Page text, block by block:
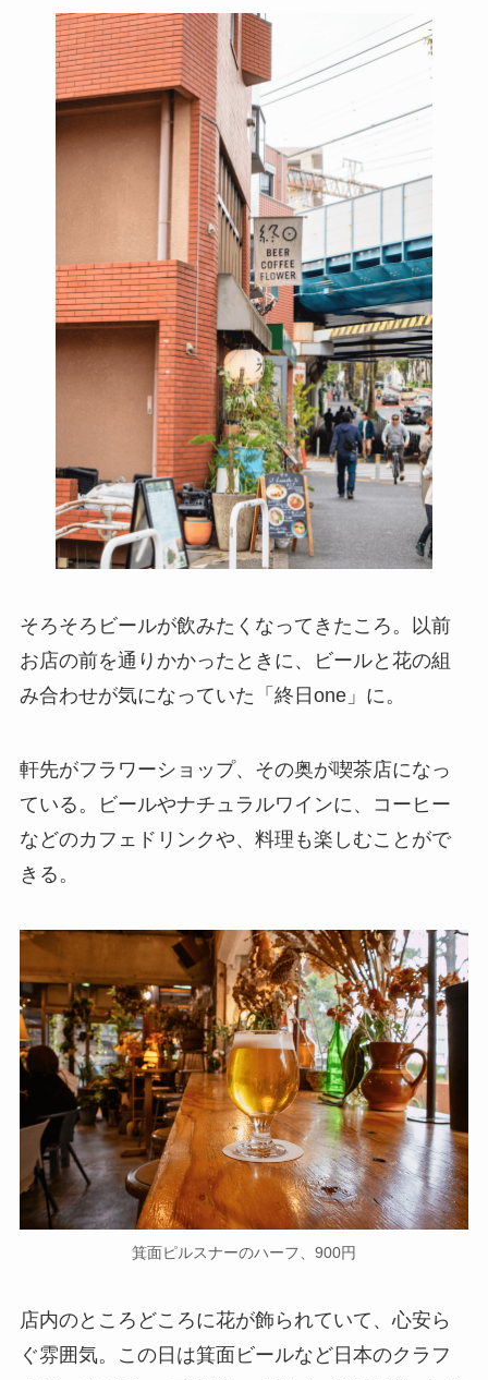
そろそろビールが飲みたくなってきたころ。以前
お店の前を通りかかったときに、ビールと花の組
み合わせが気になっていた「終日one」に。
軒先がフラワーショップ、その奥が喫茶店になっ
ている。ビールやナチュラルワインに、コーヒー
などのカフェドリンクや、料理も楽しむことがで
きる。
箕面ピルスナーのハーフ、900円
店内のところどころに花が飾られていて、心安ら
ぐ雰囲気。この日は箕面ビールなど日本のクラフ